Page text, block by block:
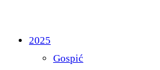
2025
Gospić